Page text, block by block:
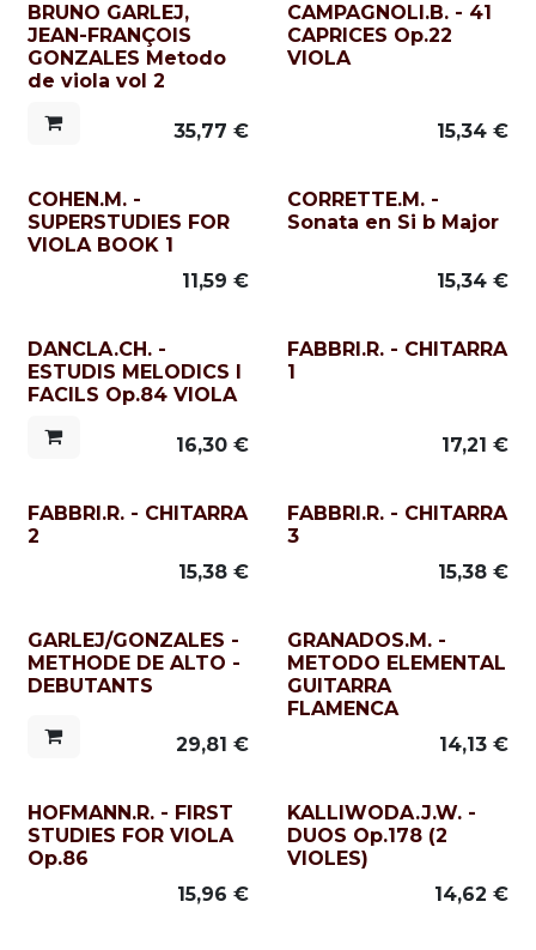
BRUNO GARLEJ,
JEAN-FRANÇOIS
GONZALES Metodo
de viola vol 2
35,77 €
CAMPAGNOLI.B. - 41
CAPRICES Op.22
VIOLA
15,34€
COHEN.M. -
SUPERSTUDIES FOR
VIOLA BOOK 1
11,59 €
CORRETTE.M. -
Sonata en Si b Major
15,34€
DANCLA.CH. -
ESTUDIS MELODICS I
FACILS Op.84 VIOLA
16,30€
FABBRI.R. - CHITARRA
1
17,21 €
FABBRI.R. - CHITARRA
2
15,38€
FABBRI.R. - CHITARRA
3
15,38€
GARLEJ/GONZALES -
METHODE DE ALTO -
DEBUTANTS
29,81 €
GRANADOS.M. -
METODO ELEMENTAL
GUITARRA
FLAMENCA
14,13€
HOFMANN.R. - FIRST
STUDIES FOR VIOLA
Op.86
15,96 €
KALLIWODA.J.W. -
DUOS Op.178 (2
VIOLES)
14,62 €